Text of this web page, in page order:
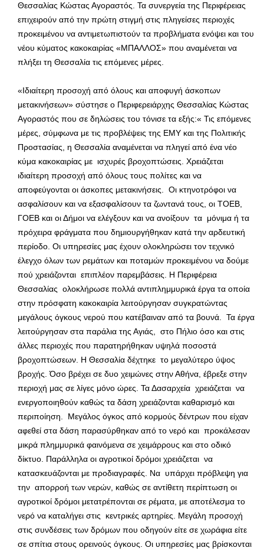
Θεσσαλίας Κώστας Αγοραστός. Τα συνεργεία της Περιφέρειας
επιχειρούν από την πρώτη στιγμή στις πληγείσες περιοχές
προκειμένου να αντιμετωπιστούν τα προβλήματα ενόψει και του
νέου κύματος κακοκαιρίας «ΜΠΑΛΛΟΣ» που αναμένεται να
πλήξει τη Θεσσαλία τις επόμενες μέρες.
«Ιδιαίτερη προσοχή από όλους και αποφυγή άσκοπων
μετακινήσεων» σύστησε ο Περιφερειάρχης Θεσσαλίας Κώστας
Αγοραστός που σε δηλώσεις του τόνισε τα εξής:« Τις επόμενες
μέρες, σύμφωνα με τις προβλέψεις της ΕΜΥ και της Πολιτικής
Προστασίας, η Θεσσαλία αναμένεται να πληγεί από ένα νέο
κύμα κακοκαιρίας με ισχυρές βροχοπτώσεις. Χρειάζεται
ιδιαίτερη προσοχή από όλους τους πολίτες και να
αποφεύγονται οι άσκοπες μετακινήσεις. Οι κτηνοτρόφοι να
ασφαλίσουν και να εξασφαλίσουν τα ζωντανά τους, οι ΤΟΕΒ,
ΓΟΕΒ και οι Δήμοι να ελέγξουν και να ανοίξουν τα μόνιμα ή τα
πρόχειρα φράγματα που δημιουργήθηκαν κατά την αρδευτική
περίοδο. Οι υπηρεσίες μας έχουν ολοκληρώσει τον τεχνικό
έλεγχο όλων των ρεμάτων και ποταμών προκειμένου να δούμε
πού χρειάζονται επιπλέον παρεμβάσεις. Η Περιφέρεια
Θεσσαλίας ολοκλήρωσε πολλά αντιπλημμυρικά έργα τα οποία
στην πρόσφατη κακοκαιρία λειτούργησαν συγκρατώντας
μεγάλους όγκους νερού που κατέβαιναν από τα βουνά. Τα έργα
λειτούργησαν στα παράλια της Αγιάς, στο Πήλιο όσο και στις
άλλες περιοχές που παρατηρήθηκαν υψηλά ποσοστά
βροχοπτώσεων. Η Θεσσαλία δέχτηκε το μεγαλύτερο ύψος
βροχής. Όσο βρέχει σε δυο χειμώνες στην Αθήνα, έβρεξε στην
περιοχή μας σε λίγες μόνο ώρες. Τα Δασαρχεία χρειάζεται να
ενεργοποιηθούν καθώς τα δάση χρειάζονται καθαρισμό και
περιποίηση. Μεγάλος όγκος από κορμούς δέντρων που είχαν
αφεθεί στα δάση παρασύρθηκαν από το νερό και προκάλεσαν
μικρά πλημμυρικά φαινόμενα σε χειμάρρους και στο οδικό
δίκτυο. Παράλληλα οι αγροτικοί δρόμοι χρειάζεται να
κατασκευάζονται με προδιαγραφές. Να υπάρχει πρόβλεψη για
την απορροή των νερών, καθώς σε αντίθετη περίπτωση οι
αγροτικοί δρόμοι μετατρέπονται σε ρέματα, με αποτέλεσμα το
νερό να καταλήγει στις κεντρικές αρτηρίες. Μεγάλη προσοχή
στις συνδέσεις των δρόμων που οδηγούν είτε σε χωράφια είτε
σε σπίτια στους ορεινούς όγκους. Οι υπηρεσίες μας βρίσκονται